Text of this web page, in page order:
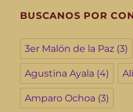
BUSCANOS POR
3er Malón de la Paz (3)
Agustina Ayala (4)
Amparo Ochoa (3)